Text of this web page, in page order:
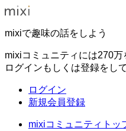
mixiで趣味の話をしよう
mixiコミュニティには270
ログインもしくは登録をし
ログイン
新規会員登録
mixiコミュニティトッ